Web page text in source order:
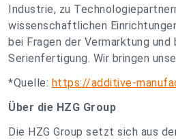
Industrie, zu
wissenschaftlichen
bei Fragen der Vermarktung und
Serienfertigung. Wir bringen
*Quelle: https://additive-
Über die HZG Group
Die HZG Group setzt sich aus